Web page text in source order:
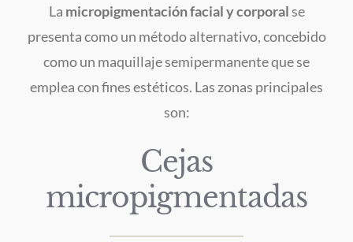
La micropigmentación facial y corporalse
presenta como un método alternativo, concebido
como un maquillaje semipermanente que se
emplea con fines estéticos. Las zonas principales
son:
Cejas
micropigmentadas